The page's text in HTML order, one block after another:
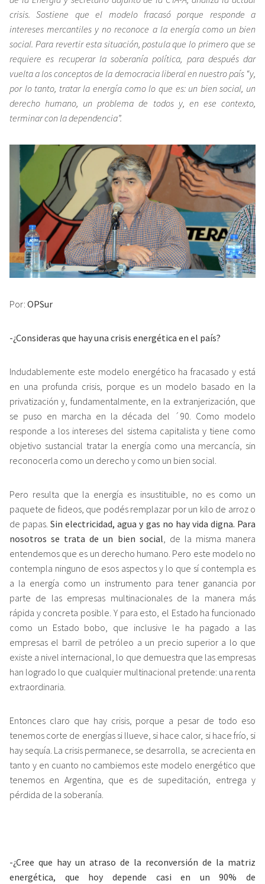
crisis. Sostiene que el modelo fracasó porque responde a
intereses mercantiles y no reconoce a la energía como un bien
social. Para revertir esta situación, postula que lo primero que se
requiere es recuperar la soberanía política, para después dar
vuelta a los conceptos de la democracia liberal en nuestro país “y,
por lo tanto, tratar la energía como lo que es: un bien social, un
derecho humano, un problema de todos y, en ese contexto,
terminar con la dependencia”.
Por: OPSur
-¿Consideras que hay una crisis energética en el país?
Indudablemente este modelo energético ha fracasado y está
en una profunda crisis, porque es un modelo basado en la
privatización y, fundamentalmente, en la extranjerización, que
se puso en marcha en la década del ´90. Como modelo
responde a los intereses del sistema capitalista y tiene como
objetivo sustancial tratar la energía como una mercancía, sin
reconocerla como un derecho y como un bien social.
Pero resulta que la energía es insustituible, no es como un
paquete de fideos, que podés remplazar por un kilo de arroz o
de papas.Sin electricidad, agua y gas no hay vida digna. Para
nosotros se trata de un bien social , de la misma manera
entendemos que es un derecho humano. Pero este modelo no
contempla ninguno de esos aspectos y lo que sí contempla es
a la energía como un instrumento para tener ganancia por
parte de las empresas multinacionales de la manera más
rápida y concreta posible. Y para esto, el Estado ha funcionado
como un Estado bobo, que inclusive le ha pagado a las
empresas el barril de petróleo a un precio superior a lo que
existe a nivel internacional, lo que demuestra que las empresas
han logrado lo que cualquier multinacional pretende: una renta
extraordinaria.
Entonces claro que hay crisis, porque a pesar de todo eso
tenemos corte de energías si llueve, si hace calor, si hace frío, si
hay sequía. La crisis permanece, se desarrolla, se acrecienta en
tanto y en cuanto no cambiemos este modelo energético que
tenemos en Argentina, que es de supeditación, entrega y
pérdida de la soberanía.
-¿Cree que hay un atraso de la reconversión de la matriz
energética, que hoy depende casi en un 90% de